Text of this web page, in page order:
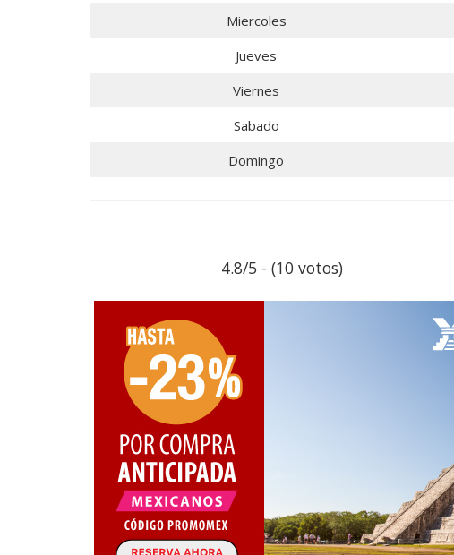
Miercoles
Jueves
Viernes
Sabado
Domingo
4.8/5 - (10 votos)